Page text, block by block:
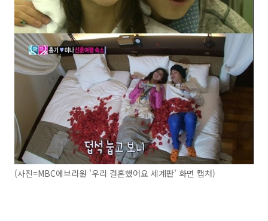
(사진=MBC에브리원 '우리 결혼했어요 세계판' 화면 캡처)